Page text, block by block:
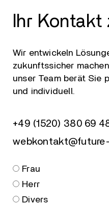
Ihr Kontakt
Wir entwickeln
zukunftssicher
unser Team berät Sie
und individuell.
+49 (1520) 380 69
Frau
Herr
Divers